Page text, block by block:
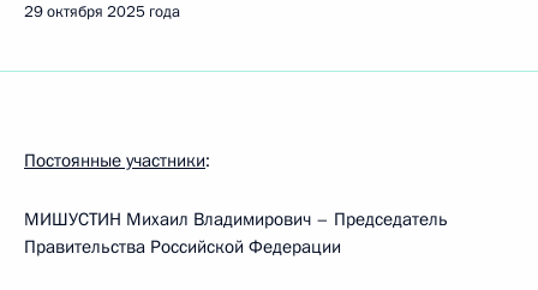
29 октября 2025 года
Постоянные участники:
МИШУСТИН Михаил Владимирович – Председатель
Правительства Российской Федерации